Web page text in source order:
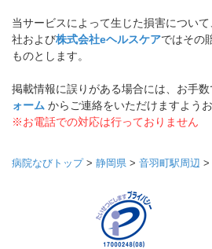
当サービスによって生じた損害につい
社および株式会社eヘルスケアではその
ものとします。
掲載情報に誤りがある場合には、お手数
ォーム からご連絡をいただけますよう
※お電話での対応は行っておりません
病院なびトップ> 静岡県 > 音羽町駅周辺 >